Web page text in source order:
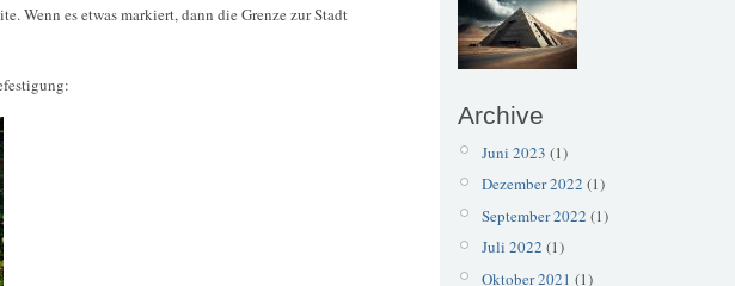
Wenn es etwas markiert, dann die Grenze zur Stadt
Archive
Juni 2023 (1)
Dezember 2022 (1)
September 2022 (1)
Juli 2022 (1)
Oktober 2021 (1)